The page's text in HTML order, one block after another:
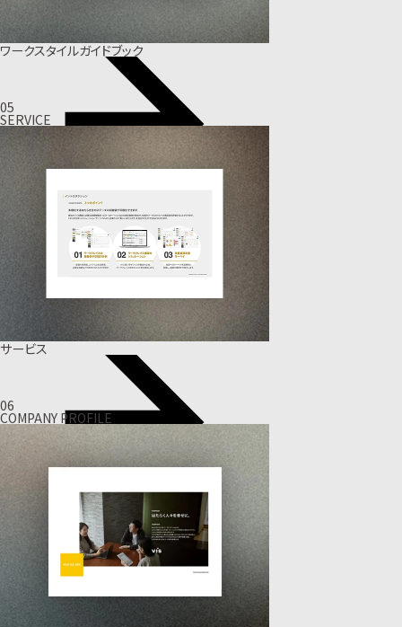
ワークスタイルガイドブック
05
SERVICE
サービス
06
COMPANY PROFILE